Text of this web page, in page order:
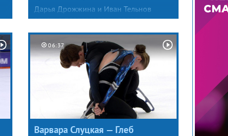
Дарья Дрожжина и Иван Тельнов
заметно повзрослели и впервые
Подготовкой музыкального
сопровождения и постановкой
программы на предстоящий сезон
занимался хореограф тренерского
штаба фигуристов Сергей Плишкин.
06:37
Варвара Слуцкая — Глеб